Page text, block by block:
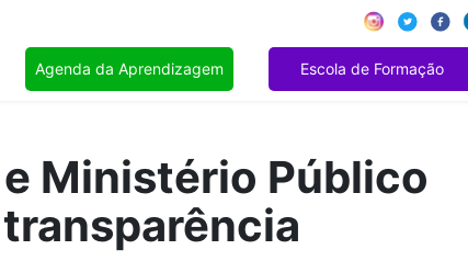
Agenda da Aprendizagem Escola de Formação
Ministério Público